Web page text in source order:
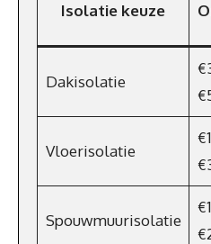
Isolatie keuze
Dakisolatie
Vloerisolatie
Spouwmuurisolatie